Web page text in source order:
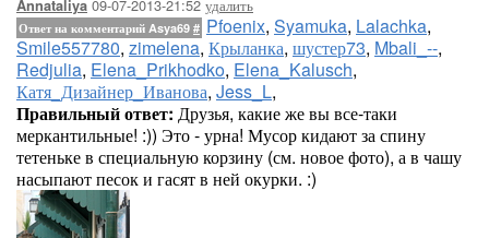
Annataliya 09-07-2013-21:52 удалить
Ответ на комментарий Asya69 # Pfoenix, Syamuka, Lalachka,
Smile557780, zimelena, Крыланка, шустер73, Mbali_--,
Redjulia, Elena_Prikhodko, Elena_Kalusch,
Катя_Дизайнер_Иванова, Jess_L,
Правильный ответ: Друзья, какие же вы все-таки
меркантильные! :)) Это - урна! Мусор кидают за спину
тетеньке в специальную корзину (см. новое фото), а в чашу
насыпают песок и гасят в ней окурки. :)